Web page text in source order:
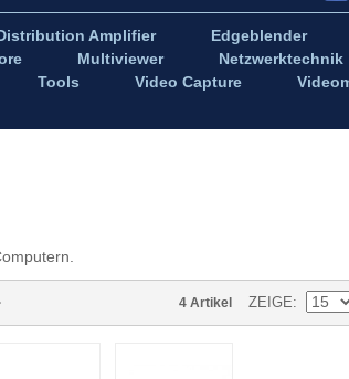
Amplifier Edgeblender
Multiviewer Netzwerktechnik
Tools Video Capture
4 Artikel ZEIGE